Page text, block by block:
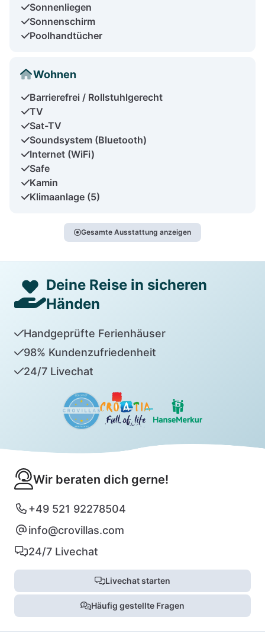
Sonnenliegen
Sonnenschirm
Poolhandtücher
Wohnen
Barrierefrei / Rollstuhlgerecht
TV
Sat-TV
Soundsystem (Bluetooth)
Internet (WiFi)
Safe
Kamin
Klimaanlage (5)
Gesamte Ausstattung anzeigen
Deine Reise in sicheren
Händen
Handgeprüfte Ferienhäuser
98% Kundenzufriedenheit
24/7 Livechat
Wir beraten dich gerne!
+49 521 92278504
info@crovillas.com
24/7 Livechat
Livechat starten
Häufig gestellte Fragen